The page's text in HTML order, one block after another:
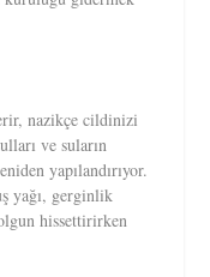
nazikçe cildinizi
ve suların
yapılandırıyor.
yağı, gerginlik
hissettirirken